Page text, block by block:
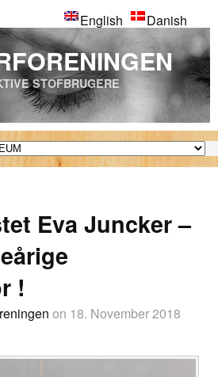
English Danish
STOFBRUGERE
Eva Juncker –
!
on 18. November 2018